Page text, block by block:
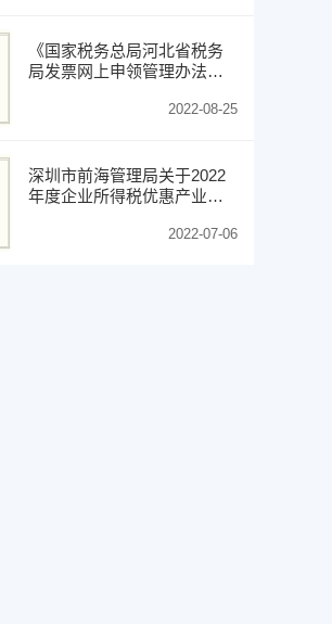
《国家税务总局河北省税务
局发票网上申领管理办法》
2022-08-25
深圳市前海管理局关于2022
年度企业所得税优惠产业界
2022-07-06